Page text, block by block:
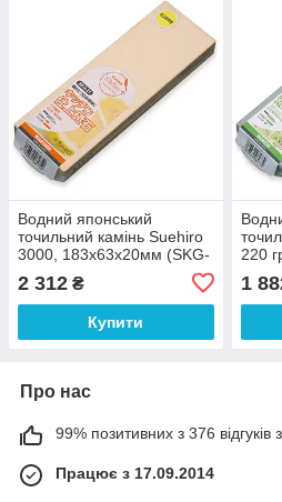
Водний японський
точильний камінь Suehiro
3000, 183х63х20мм (SKG-
2 312 ₴
Купити
220
1
Про нас
99% позитивних з 376 відгуків
Працює з 17.09.2014